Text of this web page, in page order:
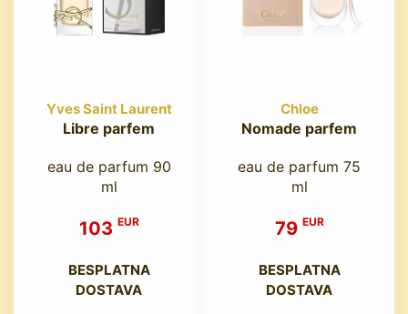
Yves Saint Laurent
Libre parfem
eau de parfum 90
ml
103 EUR
BESPLATNA
DOSTAVA
Chloe
Nomade parfem
eau de parfum 75
ml
79 EUR
BESPLATNA
DOSTAVA